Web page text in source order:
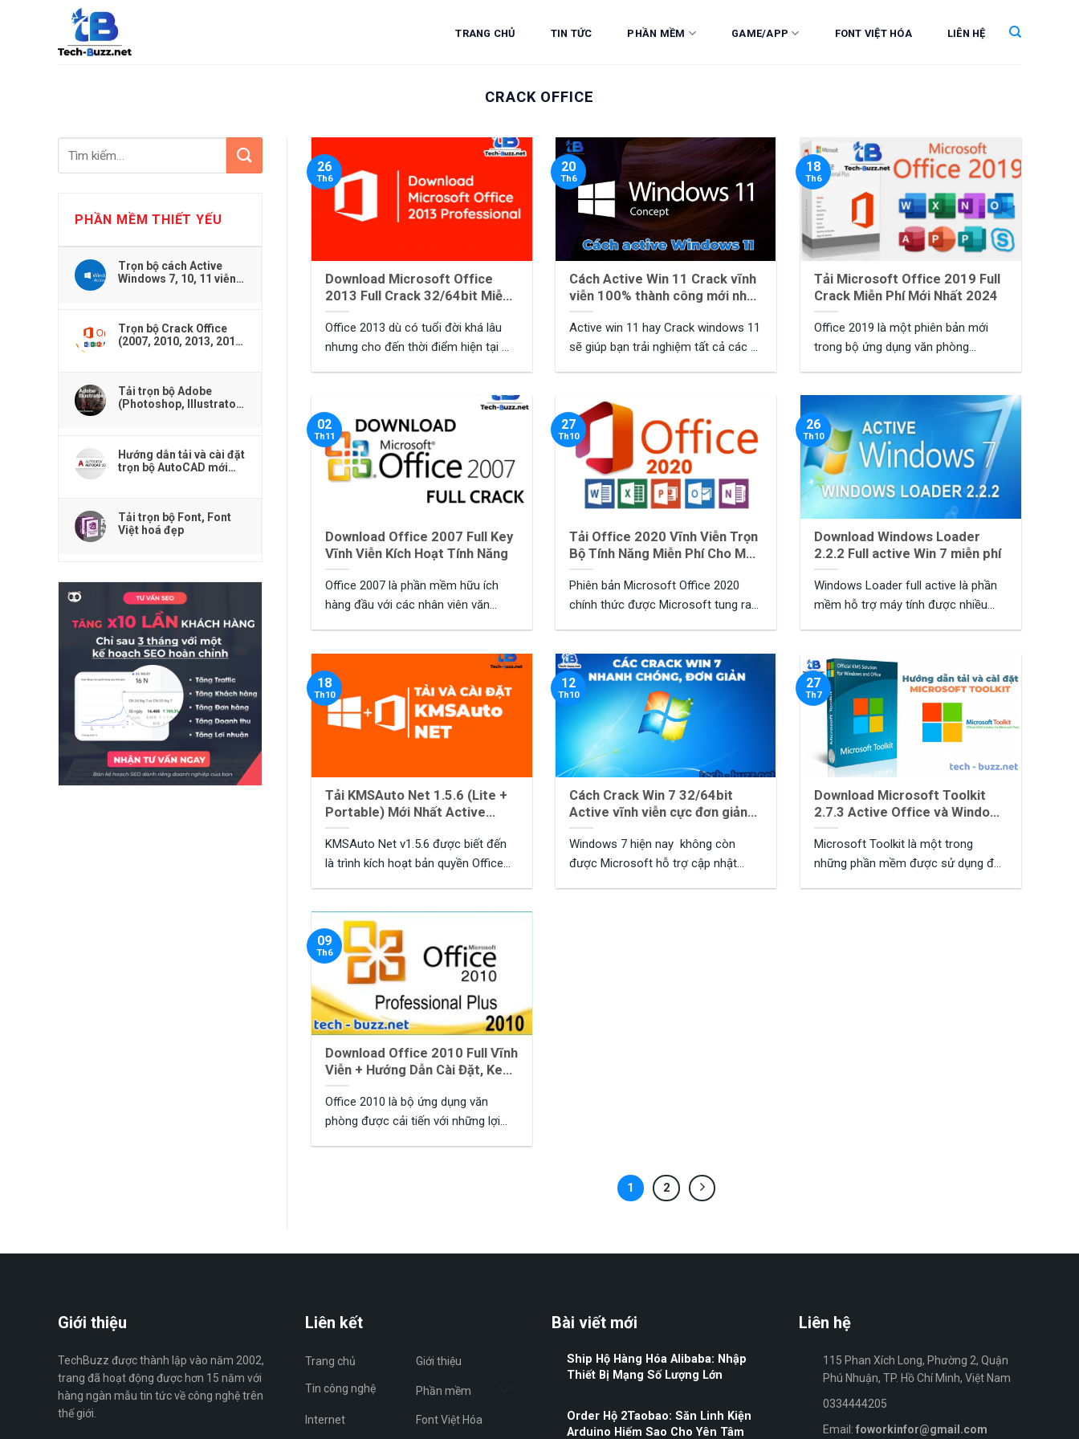
TRANG CHỦ TIN TỨC PHẦN MỀM GAME/APP FONT VIỆT HÓA LIÊN HỆ
CRACK OFFICE
PHẦN MỀM THIẾT YẾU
Trọn bộ cách Active
Windows 7, 10, 11 viễn
Trọn bộ Crack Office
(2007, 2010, 2013, 2016,
Tải trọn bộ Adobe
(Photoshop, Illustrator,
Hướng dẫn tải và cài đặt
trọn bộ AutoCAD mới
Tải trọn bộ Font, Font
Việt hoá đẹp
Download Microsoft Office
2013 Full Crack 32/64bit Miễn
Phí Mới Nhất
Office 2013 dù có tuổi đời khá lâu
nhưng cho đến thời điểm hiện tại ...
26
Th6
Cách Active Win 11 Crack vĩnh
viễn 100% thành công mới nhất
2024
Active win 11 hay Crack windows 11
sẽ giúp bạn trải nghiệm tất cả các ...
20
Th6
Tải Microsoft Office 2019 Full
Crack Miễn Phí Mới Nhất 2024
Office 2019 là một phiên bản mới
trong bộ ứng dụng văn phòng
18
Th6
Download Office 2007 Full Key
Vĩnh Viễn Kích Hoạt Tính Năng
Office 2007 là phần mềm hữu ích
hàng đầu với các nhân viên văn
02
Th11
Tải Office 2020 Vĩnh Viễn Trọn
Bộ Tính Năng Miễn Phí Cho Máy
Tính
Phiên bản Microsoft Office 2020
chính thức được Microsoft tung ra
27
Th10
Download Windows Loader
2.2.2 Full active Win 7 miễn phí
Windows Loader full active là phần
mềm hỗ trợ máy tính được nhiều
26
Th10
Tải KMSAuto Net 1.5.6 (Lite +
Portable) Mới Nhất Active
Office, Windows
KMSAuto Net v1.5.6 được biết đến
là trình kích hoạt bản quyền Office
18
Th10
Cách Crack Win 7 32/64bit
Active vĩnh viễn cực đơn giản
100% thành công
Windows 7 hiện nay không còn
được Microsoft hỗ trợ cập nhật
12
Th10
Download Microsoft Toolkit
2.7.3 Active Office và Windows
License
Microsoft Toolkit là một trong
những phần mềm được sử dụng để
27
Th7
Download Office 2010 Full Vĩnh
Viễn + Hướng Dẫn Cài Đặt, Key
Acitve Mới Nhất 2023
Office 2010 là bộ ứng dụng văn
phòng được cải tiến với những lợi
09
Th6
1 2
Giới thiệu
TechBuzz được thành lập vào năm 2002,
trang đã hoạt động được hơn 15 năm với
hàng ngàn mẫu tin tức về công nghệ trên
thế giới.
Liên kết
Trang chủ Giới thiệu
Tin công nghệ Phần mềm
Internet Font Việt Hóa
Bài viết mới
Ship Hộ Hàng Hóa Alibaba: Nhập
Thiết Bị Mạng Số Lượng Lớn
Order Hộ 2Taobao: Săn Linh Kiện
Arduino Hiếm Sao Cho Yên Tâm
Liên hệ
115 Phan Xích Long, Phường 2, Quận
Phú Nhuận, TP. Hồ Chí Minh, Việt Nam
0334444205
Email: foworkinfor@gmail.com